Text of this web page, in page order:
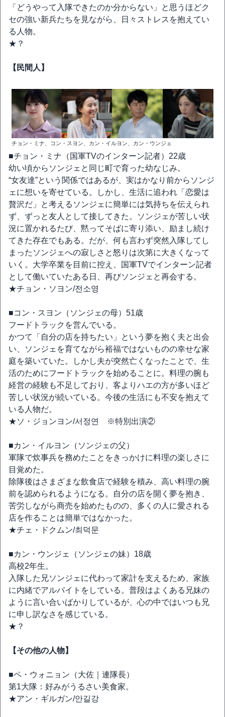
「どうやって入隊できたのか分からない」と思うほどク
セの強い新兵たちを見ながら、日々ストレスを抱えてい
る人物。
★？
【民間人】
チョン・ミナ、コン・スヨン、カン・イルヨン、カン・ウンジェ
■チョン・ミナ（国軍TVのインターン記者）22歳
幼い頃からソンジェと同じ町で育った幼なじみ。
“女友達”という関係ではあるが、実はかなり前からソンジ
ェに想いを寄せている。しかし、生活に追われ「恋愛は
贅沢だ」と考えるソンジェに簡単には気持ちを伝えられ
ず、ずっと友人として接してきた。ソンジェが苦しい状
況に置かれるたび、黙ってそばに寄り添い、励まし続け
てきた存在でもある。だが、何も言わず突然入隊してし
まったソンジェへの寂しさと怒りは次第に大きくなって
いく。大学卒業を目前に控え、国軍TVでインターン記者
として働いていたある日、再びソンジェと再会する。
★チョン・ソヨン/전소영
■コン・スヨン（ソンジェの母）51歳
フードトラックを営んでいる。
かつて「自分の店を持ちたい」という夢を抱く夫と出会
い、ソンジェを育てながら裕福ではないものの幸せな家
庭を築いていた。しかし夫が突然亡くなったことで、生
活のためにフードトラックを始めることに。料理の腕も
経営の経験も不足しており、客よりハエの方が多いほど
苦しい状況が続いている。今後の生活にも不安を抱えて
いる人物だ。
★ソ・ジョンヨン/서정연 ※特別出演②
■カン・イルヨン（ソンジェの父）
軍隊で炊事兵を務めたことをきっかけに料理の楽しさに
目覚めた。
除隊後はさまざまな飲食店で経験を積み、高い料理の腕
前を認められるようになる。自分の店を開く夢を抱き、
苦労しながら商売を始めたものの、多くの人に愛される
店を作ることは簡単ではなかった。
★チェ・ドクムン/최덕문
■カン・ウンジェ（ソンジェの妹）18歳
高校2年生。
入隊した兄ソンジェに代わって家計を支えるため、家族
に内緒でアルバイトをしている。普段はよくある兄妹の
ように言い合いばかりしているが、心の中ではいつも兄
に申し訳なさを感じている。
★？
【その他の人物】
■ペ・ウォニョン（大佐｜連隊長）
第1大隊：好みがうるさい美食家。
★アン・ギルガン/안길강